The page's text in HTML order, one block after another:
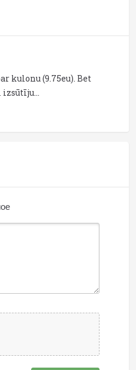
kulonu (9.75eu). Bet
izsūtīju…